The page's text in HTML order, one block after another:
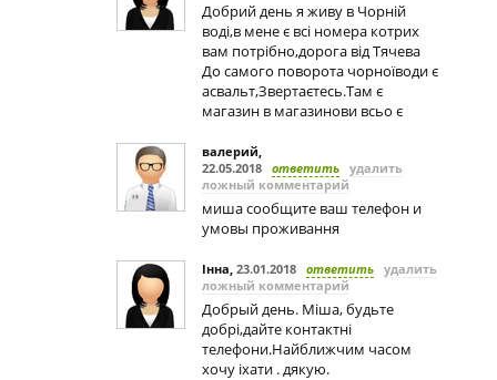
Добрий день я живу в Чорній
воді,в мене є всі номера котрих
вам потрібно,дорога від Тячева
До самого поворота чорноїводи є
асвальт,Звертаєтесь.Там є
магазин в магазинови всьо є
валерий,
22.05.2018 ответить удалить
ложный комментарий
миша сообщите ваш телефон и
умовы проживання
Iнна, 23.01.2018 ответить удалить
ложный комментарий
Добрый день. Мiша, будьте
добрi,дайте контактнi
телефони.Найближчим часом
хочу iхати . дякую.